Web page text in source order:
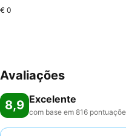
€ 0
Avaliações
8,9 Excelente
com base em 816